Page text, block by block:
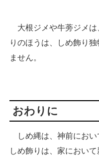
大根ジメや牛蒡ジメは
りのほうは、しめ飾り
ません。
おわりに
しめ縄は、神前におい
しめ飾りは、家におい